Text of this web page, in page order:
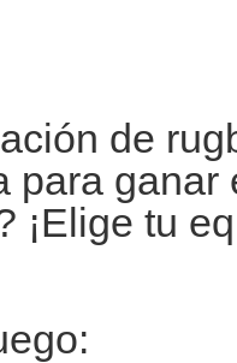
de
para ganar
¡Elige tu